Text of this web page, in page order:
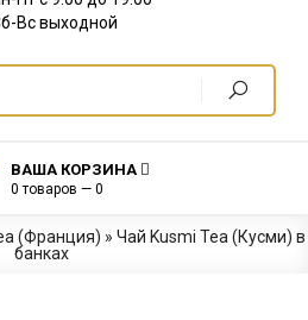
Вс выходной
ВАША КОРЗИНА
0 товаров — 0
(Франция) » Чай Kusmi Tea (Кусми) в
банках